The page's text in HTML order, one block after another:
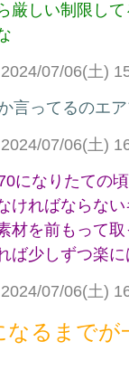
厳しい制限して
2024/07/06(土)
言ってるのエ
2024/07/06(土)
になりたての
ければならない
材を前もって
ば少しずつ楽に
2024/07/06(土)
るまでが